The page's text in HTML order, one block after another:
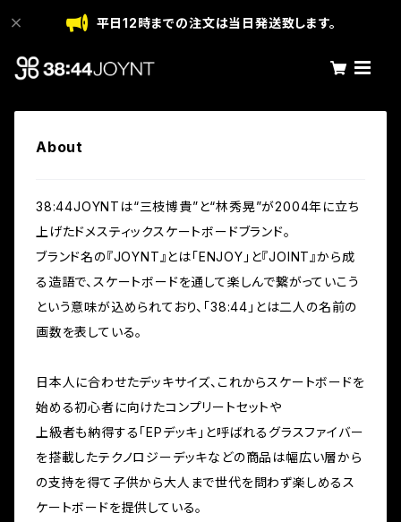
平日12時までの注文は当日発送致します。
About
38:44JOYNTは“三枝博貴”と“林秀晃”が2004年に立ち
上げたドメスティックスケートボードブランド。
ブランド名の『JOYNT』とは「ENJOY」と『JOINT』から成
る造語で、スケートボードを通して楽しんで繋がっていこう
という意味が込められており、「38:44」とは二人の名前の
画数を表している。
日本人に合わせたデッキサイズ、これからスケートボードを
始める初心者に向けたコンプリートセットや
上級者も納得する「EPデッキ」と呼ばれるグラスファイバー
を搭載したテクノロジーデッキなどの商品は幅広い層から
の支持を得て子供から大人まで世代を問わず楽しめるス
ケートボードを提供している。